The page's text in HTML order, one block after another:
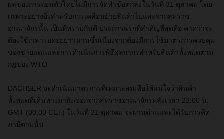
ผลของการถอนตัวโดยไม่มีการจัดทำข้อตกลงในวันที่ 31 ตุลาคม โดย
เฉพาะอย่างยิ่งสำหรับการเคลื่อนย้ายสินค้าไปและจากสหราช
อาณาจักรนั้น เป็นที่ทราบกันดี ประการแรกที่สำคัญที่สุดคือ คาดว่าจะ
ต้องใช้เวลารอคอยยาวนานขึ้นเนื่องจากต้องมีการใช้มาตรการควบคุม
ของชายแดนและการดำเนินการพิธีศุลกากรสำหรับสินค้าทั้งหมดตาม
กฎของ WTO
DACHSER จะดำเนินมาตรการที่เหมาะสมเพื่อให้แน่ใจว่าสินค้า
ทั้งหมดที่เดินทางมาถึง/ออกจากสหราชอาณาจักรหลังเวลา 23:00 น.
GMT (00.00 CET) ในวันที่ 31 ตุลาคม จะผ่านด่านและได้รับการคิด
ภาษีตามนั้น